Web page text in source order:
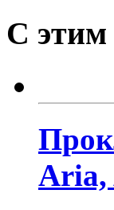
С этим
Aria,